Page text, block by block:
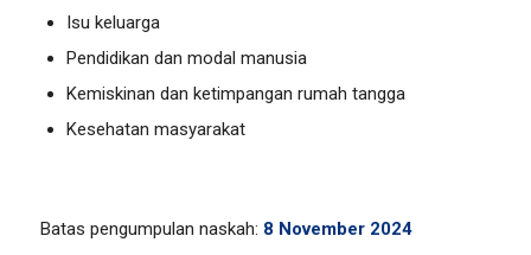
Isu keluarga
Pendidikan dan modal manusia
Kemiskinan dan ketimpangan rumah tangga
Kesehatan masyarakat
Batas pengumpulan naskah: 8 November 2024